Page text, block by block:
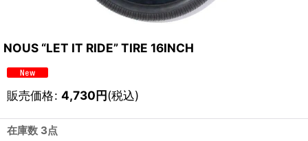
NOUS “LET IT RIDE” TIRE 16INCH
販売価格: 4,730円(税込)
在庫数 3点